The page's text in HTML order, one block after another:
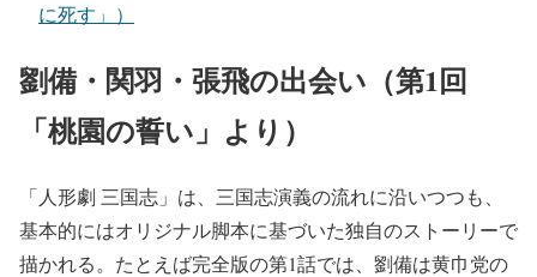
に死す」）
劉備・関羽・張飛の出会い（第1回
「桃園の誓い」より）
「人形劇 三国志」は、三国志演義の流れに沿いつつも、
基本的にはオリジナル脚本に基づいた独自のストーリーで
描かれる。たとえば完全版の第1話では、劉備は黄巾党の